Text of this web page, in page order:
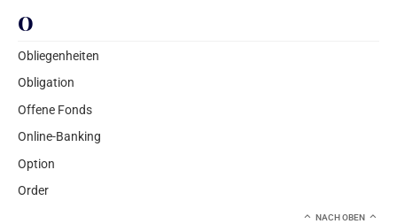
O
Obliegenheiten
Obligation
Offene Fonds
Online-Banking
Option
Order
NACH OBEN